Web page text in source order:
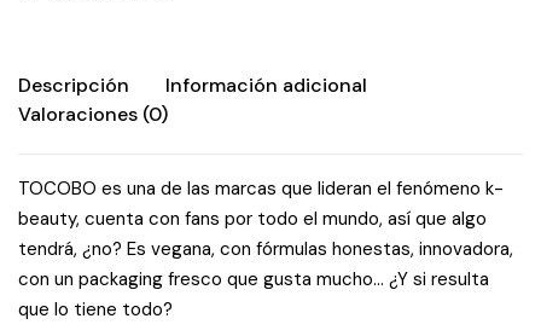
Descripción
Información adicional
Valoraciones (0)
TOCOBO es una de las marcas que lideran el fenómeno k-
beauty, cuenta con fans por todo el mundo, así que algo
tendrá, ¿no? Es vegana, con fórmulas honestas, innovadora,
con un packaging fresco que gusta mucho… ¿Y si resulta
que lo tiene todo?